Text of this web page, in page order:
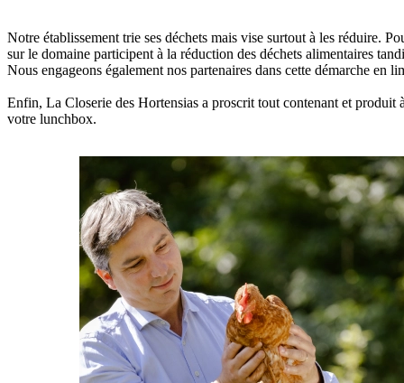
Notre établissement trie ses déchets mais vise surtout à les réduire.
sur le domaine participent à la réduction des déchets alimentaires
Nous engageons également nos partenaires dans cette démarche en
Enfin, La Closerie des Hortensias a proscrit tout contenant et produit
votre lunchbox.